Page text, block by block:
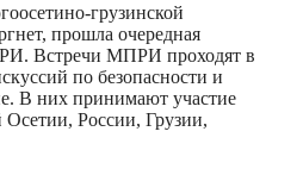
грузинской
прошла очередная
Встречи МПРИ проходят в
по безопасности и
В них принимают участие
России, Грузии,